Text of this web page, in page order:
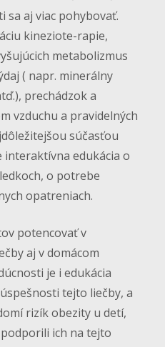
sa aj viac pohybovať.
kineziote-rapie,
metabolizmus
( napr. minerálny
prechádzok a
vzduchu a pravidelných
súčasťou
interaktívna edukácia o
o potrebe
opatreniach.
potencovať v
aj v domácom
je i edukácia
tejto liečby, a
rizík obezity u detí,
ich na tejto